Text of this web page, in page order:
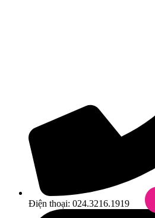
Điện thoại: 024.3216.1919